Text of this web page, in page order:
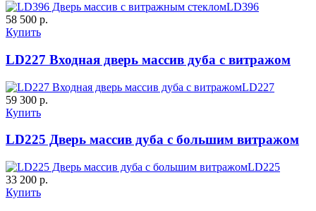
C63
LD396
58 500 р.
Купить
LD227 Входная дверь массив дуба с витражом
LD227
59 300 р.
Купить
LD225 Дверь массив дуба с большим витражом
LD225
33 200 р.
Купить